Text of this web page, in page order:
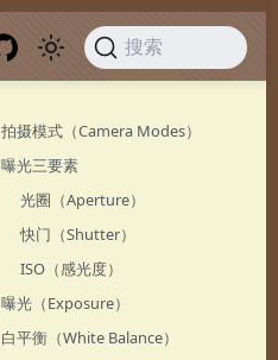
搜索
拍摄模式（Camera Modes）
曝光三要素
光圈（Aperture）
快门（Shutter）
ISO（感光度）
曝光（Exposure）
白平衡（White Balance）